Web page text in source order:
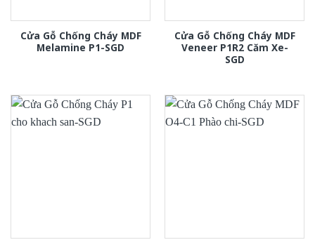
Cửa Gỗ Chống Cháy MDF
Melamine P1-SGD
Cửa Gỗ Chống Cháy MDF
Veneer P1R2 Căm Xe-
SGD